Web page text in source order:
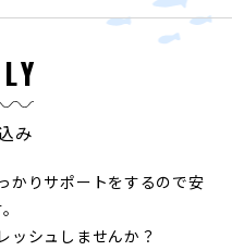
み
かりサポートをするので安
ッシュしませんか？